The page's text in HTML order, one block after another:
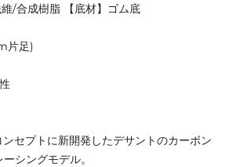
/合成樹脂 【底材】ゴム底
片足)
セプトに新開発したデサントのカーボン
シングモデル。